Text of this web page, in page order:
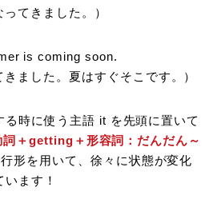
てきました。）
is coming soon.
きました。夏はすぐそこです。）
る時に使う主語 it を先頭に置いて
＋getting＋形容詞：だんだん～
形を用いて、徐々に状態が変化
ます！